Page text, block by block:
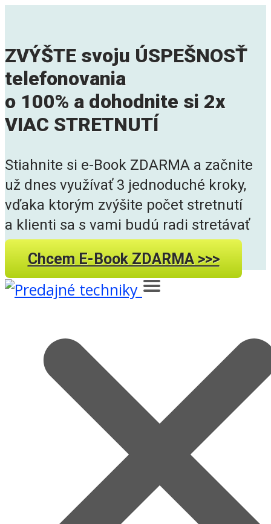
ZVÝŠTE svoju ÚSPEŠNOSŤ
telefonovania
o 100% a dohodnite si 2x
VIAC STRETNUTÍ
Stiahnite si e-Book ZDARMA a začnite
už dnes využívať 3 jednoduché kroky,
vďaka ktorým zvýšite počet stretnutí
a klienti sa s vami budú radi stretávať
Chcem E-Book ZDARMA >>>